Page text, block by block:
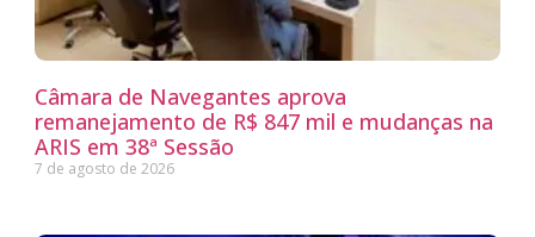
Câmara de Navegantes aprova
remanejamento de R$ 847 mil e mudanças na
ARIS em 38ª Sessão
7 de agosto de 2026